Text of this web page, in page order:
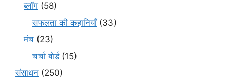
ब्लॉग (58)
सफलता की कहानियाँ(33)
मंच (23)
चर्चा बोर्ड(15)
संसाधन (250)